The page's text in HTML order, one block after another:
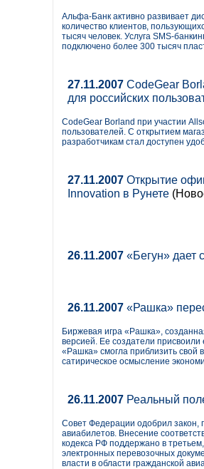
Альфа-Банк активно развивает
количество клиентов,
тысяч человек. Услуга SMS-
подключено более 300 тысяч
27.11.2007 CodeGear
для российских
CodeGear Borland при участии
пользователей. С открытием
разработчикам стал доступен
27.11.2007 Открытие
Innovation в Рунете
26.11.2007 «Бегун» дает
26.11.2007 «Рашка»
Биржевая игра «Рашка»,
версией. Ее создатели
«Рашка» смогла приблизить свой
сатирическое осмысление
26.11.2007 Реальный
Совет Федерации одобрил закон,
авиабилетов. Внесение
кодекса РФ поддержано в
электронных перевозочных
власти в области гражданской